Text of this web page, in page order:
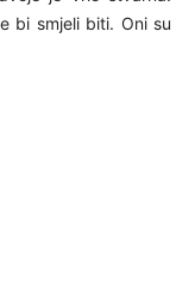
bi smjeli biti. Oni su